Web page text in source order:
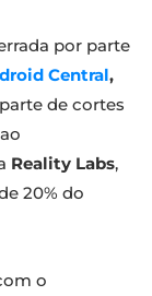
por parte
Central,
de cortes
Reality Labs,
20% do
o